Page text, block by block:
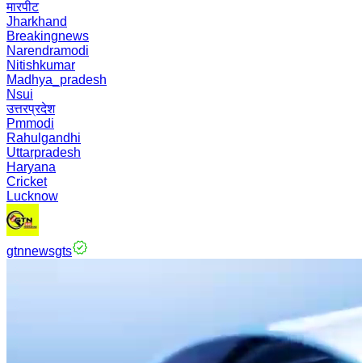
मारपीट
Jharkhand
Breakingnews
Narendramodi
Nitishkumar
Madhya_pradesh
Nsui
उत्तरप्रदेश
Pmmodi
Rahulgandhi
Uttarpradesh
Haryana
Cricket
Lucknow
gtnnewsgts